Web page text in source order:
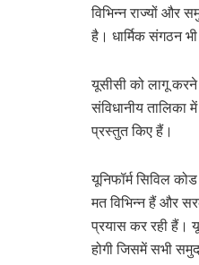
विभिन्न राज्यों और
है। धार्मिक संगठन
यूसीसी को लागू करने
संविधानीय तालिका
प्रस्तुत किए हैं।
यूनिफॉर्म सिविल
मत विभिन्न हैं और
प्रयास कर रही हैं।
होगी जिसमें सभी